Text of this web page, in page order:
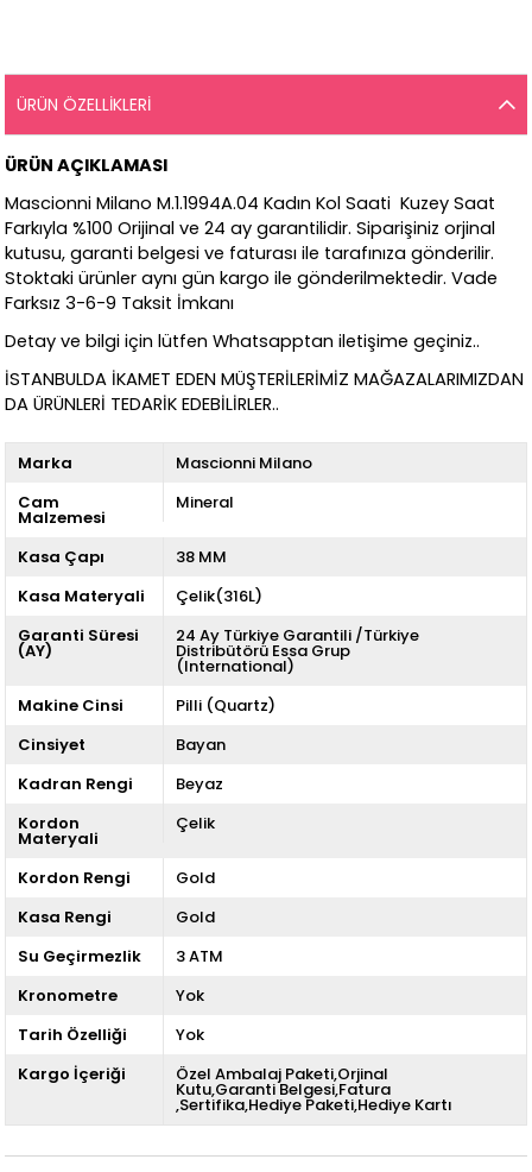
ÜRÜN ÖZELLIKLERI
ÜRÜN AÇIKLAMASI
Mascionni Milano M.1.1994A.04 Kadın Kol Saati Kuzey Saat
Farkıyla %100 Orijinal ve 24 ay garantilidir. Siparişiniz orjinal
kutusu, garanti belgesi ve faturası ile tarafınıza gönderilir.
Stoktaki ürünler aynı gün kargo ile gönderilmektedir. Vade
Farksız 3-6-9 Taksit İmkanı
Detay ve bilgi için lütfen Whatsapptan iletişime geçiniz..
İSTANBULDA İKAMET EDEN MÜŞTERİLERİMİZ MAĞAZALARIMIZDAN
DA ÜRÜNLERİ TEDARİK EDEBİLİRLER..
Marka
Mascionni Milano
Cam
Malzemesi
Mineral
Kasa Çapı
38 MM
Kasa Materyali
Çelik(316L)
Garanti Süresi
(AY)
24 Ay Türkiye Garantili /Türkiye
Distribütörü Essa Grup
(International)
Makine Cinsi
Pilli (Quartz)
Cinsiyet
Bayan
Kadran Rengi
Beyaz
Kordon
Materyali
Çelik
Kordon Rengi
Gold
Kasa Rengi
Gold
Su Geçirmezlik
3 ATM
Kronometre
Yok
Tarih Özelliği
Yok
Kargo İçeriği
Özel Ambalaj Paketi,Orjinal
Kutu,Garanti Belgesi,Fatura
,Sertifika,Hediye Paketi,Hediye Kartı